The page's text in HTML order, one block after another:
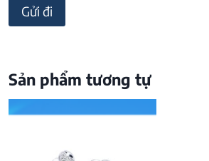
Sản phẩm tương tự